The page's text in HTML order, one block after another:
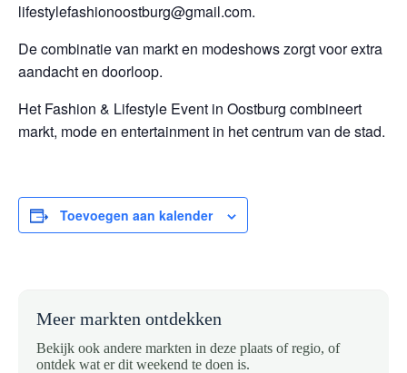
lifestylefashionoostburg@gmail.com.
De combinatie van markt en modeshows zorgt voor extra
aandacht en doorloop.
Het Fashion & Lifestyle Event in Oostburg combineert
markt, mode en entertainment in het centrum van de stad.
Toevoegen aan kalender
Meer markten ontdekken
Bekijk ook andere markten in deze plaats of regio, of
ontdek wat er dit weekend te doen is.